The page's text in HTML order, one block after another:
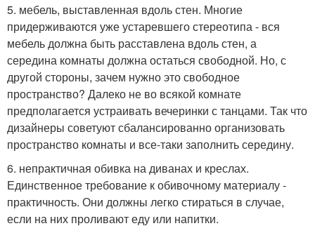
5. мебель, выставленная вдоль стен. Многие
придерживаются уже устаревшего стереотипа - вся
мебель должна быть расставлена вдоль стен, а
середина комнаты должна остаться свободной. Но, с
другой стороны, зачем нужно это свободное
пространство? Далеко не во всякой комнате
предполагается устраивать вечеринки с танцами. Так что
дизайнеры советуют сбалансированно организовать
пространство комнаты и все-таки заполнить середину.
6. непрактичная обивка на диванах и креслах.
Единственное требование к обивочному материалу -
практичность. Они должны легко стираться в случае,
если на них проливают еду или напитки.